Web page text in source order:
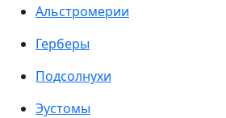
Альстромерии
Герберы
Подсолнухи
Эустомы